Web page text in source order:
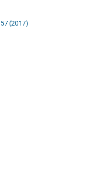
(2017)